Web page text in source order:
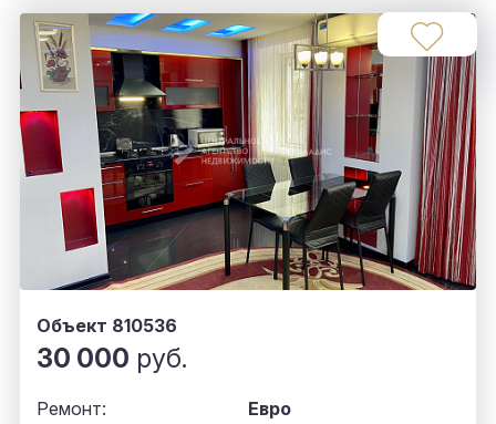
Объект 810536
30 000 руб.
Ремонт:
Евро